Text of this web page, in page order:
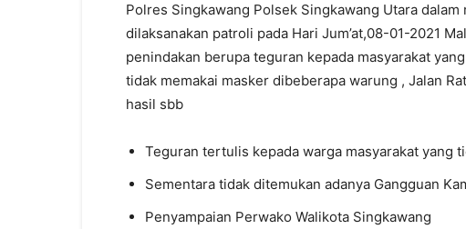
Polres Singkawang Polsek Singkawang Utara
dilaksanakan patroli pada Hari Jum’at,08-01-2021
penindakan berupa teguran kepada masyarakat
tidak memakai masker dibeberapa warung , Jalan
hasil sbb
Teguran tertulis kepada warga masyarakat yang
Sementara tidak ditemukan adanya Gangguan
Penyampaian Perwako Walikota Singkawang